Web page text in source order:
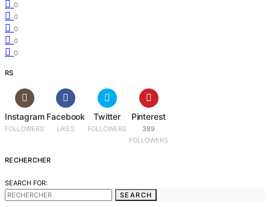
0
0
0
0
0
RS
Instagram
FOLLOWERS
Facebook
LIKES
Twitter
FOLLOWERS
Pinterest
389
FOLLOWERS
RECHERCHER
SEARCH FOR:
SEARCH